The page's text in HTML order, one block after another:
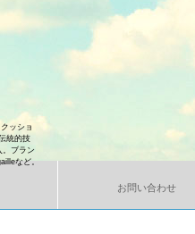
ッショ
統的技
。ブラン
など。
お問い合わせ